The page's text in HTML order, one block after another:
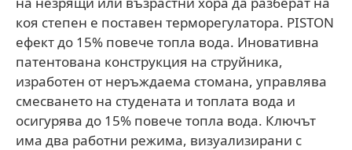
коя степен е поставен терморегулатора. PISTON
ефект до 15% повече топла вода. Иновативна
патентована конструкция на струйника,
изработен от неръждаема стомана, управлява
смесването на студената и топлата вода и
осигурява до 15% повече топла вода. Ключът
има два работни режима, визуализирани с